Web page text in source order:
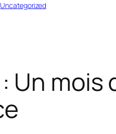
Uncategorized
Un